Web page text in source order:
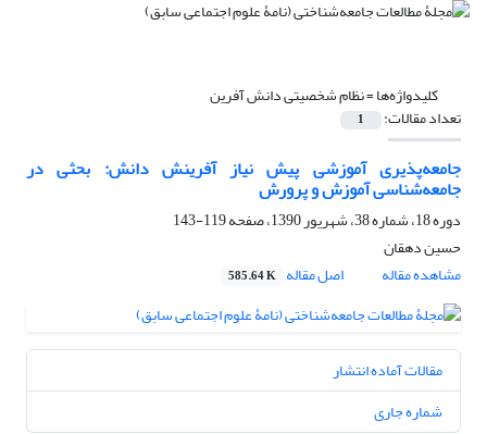
کلیدواژه‌ها =نظام شخصیتی دانش آفرین
تعداد مقالات: 1
جامعه‌پذیری آموزشی پیش نیاز آفرینش دانش: بحثی در
جامعه‌شناسی آموزش و پرورش
دوره 18، شماره 38، شهریور 1390، صفحه
119-143
حسین دهقان
مشاهده مقاله
اصل مقاله 585.64 K
مقالات آماده انتشار
شماره جاری